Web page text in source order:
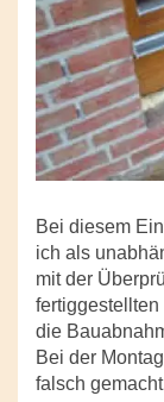
Bei diesem
ich als
mit der
die
Bei der
falsch